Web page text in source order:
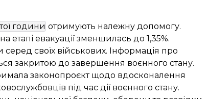
години отримують належну допомогу.
етапі евакуації зменшилась до 1,35%.
своїх військових. Інформація про
закритою до завершення воєнного стану.
законопроєктщодо вдосконалення
під час дії воєнного стану.